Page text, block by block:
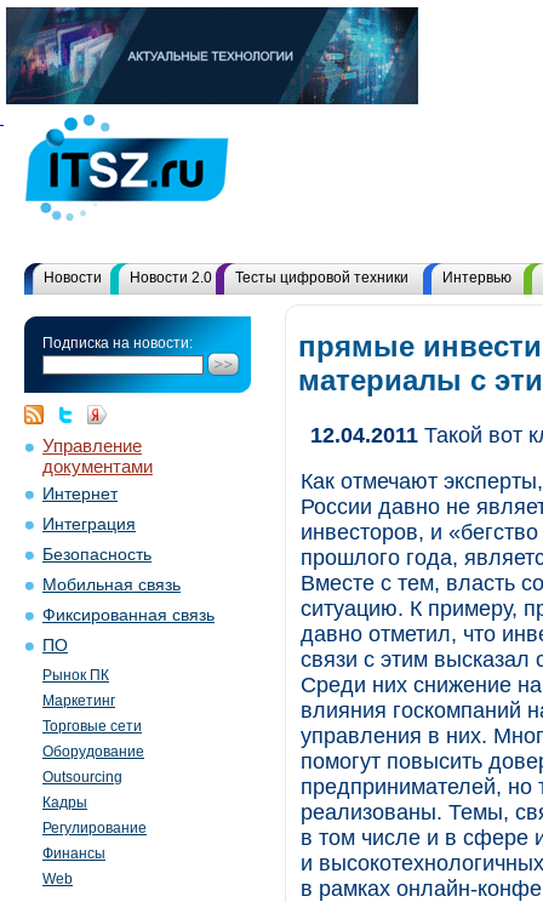
Новости Новости 2.0 Тесты цифровой техники Интервью
Подписка на новости:
Управление
документами
Интернет
Интеграция
Безопасность
Мобильная связь
Фиксированная связь
ПО
Рынок ПК
Маркетинг
Торговые сети
Оборудование
Outsourcing
Кадры
Регулирование
Финансы
Web
прямые
материалы с
12.04.2011 Такой вот
Как отмечают
России давно не
инвесторов, и
прошлого года,
Вместе с тем, власть
ситуацию. К примеру,
давно отметил, что
связи с этим
Среди них снижение
влияния госкомпаний
управления в них.
помогут повысить
предпринимателей, но
реализованы. Темы,
в том числе и в сфере
и
в рамках онлайн-